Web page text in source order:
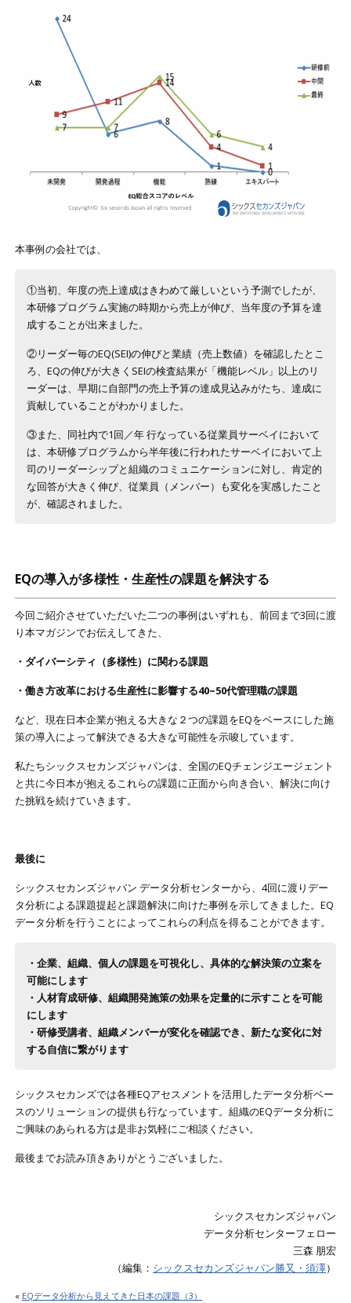
本事例の会社では、
①当初、年度の売上達成はきわめて厳しいという予測でしたが、
本研修プログラム実施の時期から売上が伸び、当年度の予算を達
成することが出来ました。
②リーダー毎のEQ(SEI)の伸びと業績（売上数値）を確認したとこ
ろ、EQの伸びが大きくSEIの検査結果が「機能レベル」以上のリ
ーダーは、早期に自部門の売上予算の達成見込みがたち、達成に
貢献していることがわかりました。
③また、同社内で1回／年 行なっている従業員サーベイにおいて
は、本研修プログラムから半年後に行われたサーベイにおいて上
司のリーダーシップと組織のコミュニケーションに対し、肯定的
な回答が大きく伸び、従業員（メンバー）も変化を実感したこと
が、確認されました。
EQの導入が多様性・生産性の課題を解決する
今回ご紹介させていただいた二つの事例はいずれも、前回まで3回に渡
り本マガジンでお伝えしてきた、
・ダイバーシティ（多様性）に関わる課題
・働き方改革における生産性に影響する40~50代管理職の課題
など、現在日本企業が抱える大きな２つの課題をEQをベースにした施
策の導入によって解決できる大きな可能性を示唆しています。
私たちシックスセカンズジャパンは、全国のEQチェンジエージェント
と共に今日本が抱えるこれらの課題に正面から向き合い、解決に向け
た挑戦を続けていきます。
最後に
シックスセカンズジャパン データ分析センターから、4回に渡りデー
タ分析による課題提起と課題解決に向けた事例を示してきました。EQ
データ分析を行うことによってこれらの利点を得ることができます。
・企業、組織、個人の課題を可視化し、具体的な解決策の立案を
可能にします
・人材育成研修、組織開発施策の効果を定量的に示すことを可能
にします
・研修受講者、組織メンバーが変化を確認でき、新たな変化に対
する自信に繋がります
シックスセカンズでは各種EQアセスメントを活用したデータ分析ベー
スのソリューションの提供も行なっています。組織のEQデータ分析に
ご興味のあられる方は是非お気軽にご相談ください。
最後までお読み頂きありがとうございました。
シックスセカンズジャパン
データ分析センターフェロー
三森 朋宏
（編集： シックスセカンズジャパン勝又・須澤）
« EQデータ分析から見えてきた日本の課題（3）